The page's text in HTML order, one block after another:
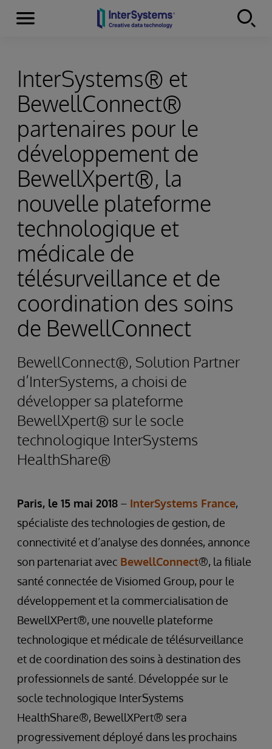
Skip to content
Menu
InterSystems® et
BewellConnect®
partenaires pour le
développement de
BewellXpert®, la
nouvelle plateforme
technologique et
médicale de
télésurveillance et de
coordination des soins
de BewellConnect
BewellConnect®, Solution Partner
d’InterSystems, a choisi de
développer sa plateforme
BewellXpert® sur le socle
technologique InterSystems
HealthShare®
Paris, le 15 mai 2018 – InterSystems France,
spécialiste des technologies de gestion, de
connectivité et d’analyse des données, annonce
son partenariat avec BewellConnect®, la filiale
santé connectée de Visiomed Group, pour le
développement et la commercialisation de
BewellXPert®, une nouvelle plateforme
technologique et médicale de télésurveillance
et de coordination des soins à destination des
professionnels de santé. Développée sur le
socle technologique InterSystems
HealthShare®, BewellXPert® sera
progressivement déployé dans les prochains